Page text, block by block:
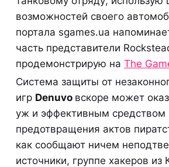
возможностей своего
портала sgames.ua
часть представители
продемонстрирую на The
Система защиты от
игр Denuvo вскоре может
уж и эффективным средством
предотвращения актов
как сообщают ничем
источники, группе хакеров из